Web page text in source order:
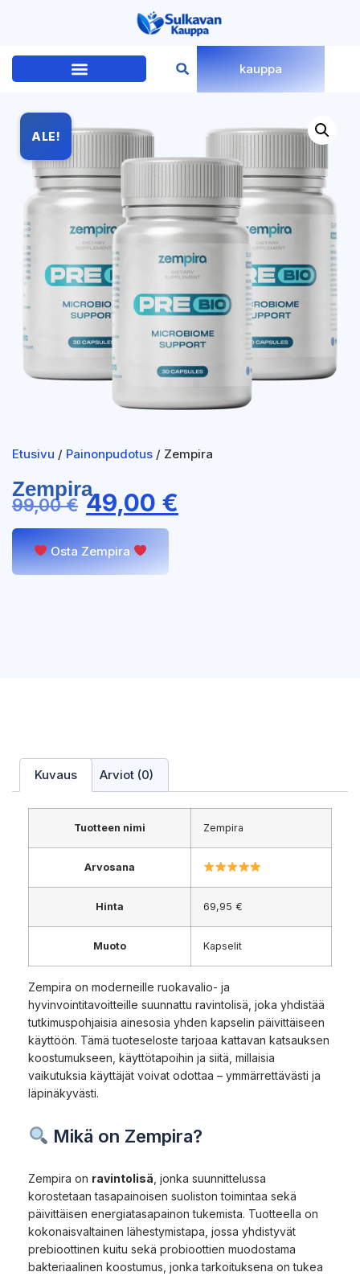
kauppa
ALE!
Etusivu / Painonpudotus / Zempira
Zempira
99,00€ 49,00 €
Osta Zempira
Kuvaus Arviot (0)
Tuotteen nimi Zempira
Arvosana
Hinta 69,95 €
Muoto Kapselit
Zempira on moderneille ruokavalio- ja
hyvinvointitavoitteille suunnattu ravintolisä, joka yhdistää
tutkimuspohjaisia ainesosia yhden kapselin päivittäiseen
käyttöön. Tämä tuoteseloste tarjoaa kattavan katsauksen
koostumukseen, käyttötapoihin ja siitä, millaisia
vaikutuksia käyttäjät voivat odottaa – ymmärrettävästi ja
läpinäkyvästi.
Mikä on Zempira?
Zempira on ravintolisä , jonka suunnittelussa
korostetaan tasapainoisen suoliston toimintaa sekä
päivittäisen energiatasapainon tukemista. Tuotteella on
kokonaisvaltainen lähestymistapa, jossa yhdistyvät
prebioottinen kuitu sekä probioottien muodostama
bakteriaalinen koostumus, jonka tarkoituksena on tukea